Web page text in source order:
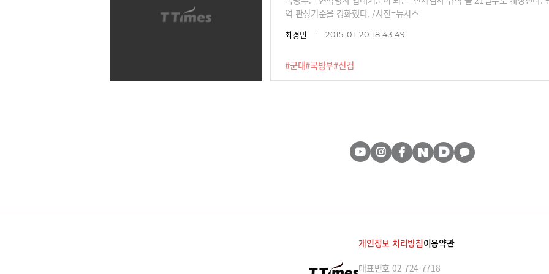
#군대#국방부#신검
역 판정기준을 강화했다. /사진=뉴시스
최경민 2015-01-20 18:43:49
개인정보 처리방침이용약관
대표번호 02-724-7718